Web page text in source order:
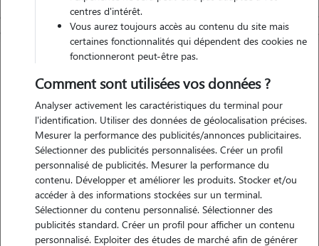
Motivation
j'ai toujours été proche des animaux depuis petite. j'ai eu un chien,
lapin, cochon d'inde et poisson. actuellement je possède juste un
lapin. j'aime m'occuper surtout des petits animaux (rongeurs,
poissons,..)
centres d'intérêt.
Vous aurez toujours accès au contenu du site mais
certaines fonctionnalités qui dépendent des cookies ne
fonctionneront peut-être pas.
Comment sont utilisées vos données ?
Analyser activement les caractéristiques du terminal pour
l'identification. Utiliser des données de géolocalisation précises.
Mesurer la performance des publicités/annonces publicitaires.
Sélectionner des publicités personnalisées. Créer un profil
personnalisé de publicités. Mesurer la performance du
contenu. Développer et améliorer les produits. Stocker et/ou
accéder à des informations stockées sur un terminal.
Sélectionner du contenu personnalisé. Sélectionner des
publicités standard. Créer un profil pour afficher un contenu
personnalisé. Exploiter des études de marché afin de générer